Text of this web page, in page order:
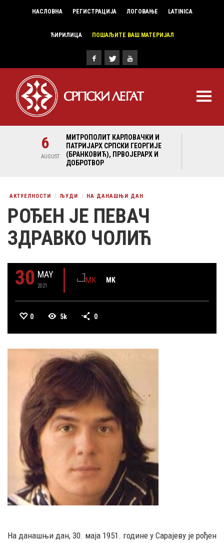
НАСЛОВНА РЕГИСТРАЦИЈА ЛОГОВАЊЕ LATINICA
ЋИРИЛИЦА ПОШАЉИТЕ ВАШ МАТЕРИЈАЛ
6
AUGUST
МИТРОПОЛИТ КАРЛОВАЧКИ И
ПАТРИЈАРХ СРПСКИ ГЕОРГИЈЕ
(БРАНКОВИЋ), ПРВОЈЕРАРХ И
ДОБРОТВОР
АКТУЕЛНОСТИ ЉУДИ НА ДАНАШЊИ ДАН
РОЂЕН ЈЕ ПЕВАЧ
ЗДРАВКО ЧОЛИЋ
30 MAY
2021
MK
0 5k 0
На данашњи дан, 30. маја 1951. године у Сарајеву је рођен